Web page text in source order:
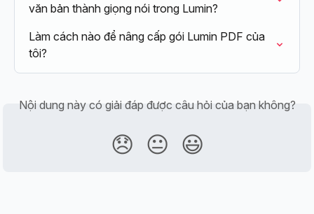
văn bản thành giọng nói trong Lumin?
Làm cách nào để nâng cấp gói Lumin PDF của
tôi?
Nội dung này có giải đáp được câu hỏi của bạn không?
😞 😐 😃